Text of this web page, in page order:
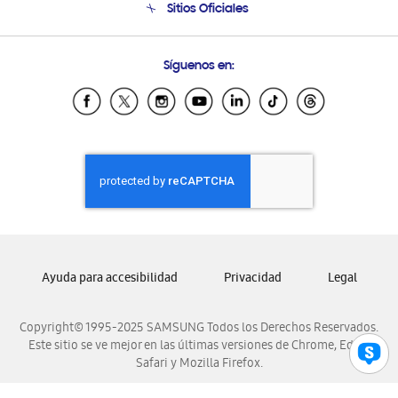
Condiciones de Compra
Soporte vía eMail
Sitios Oficiales
Samsung Ecuador
Samsung El Salvador
Samsung Honduras
Samsung Nicaragua
Samsung Panamá
Samsung Venezuela
Síguenos en:
Copyright© 1995-2025 SAMSUNG Todos los Derechos Reservados.
Este sitio se ve mejor en las últimas versiones de Chrome, Edge,
Safari y Mozilla Firefox.
Ayuda para accesibilidad Privacidad Legal